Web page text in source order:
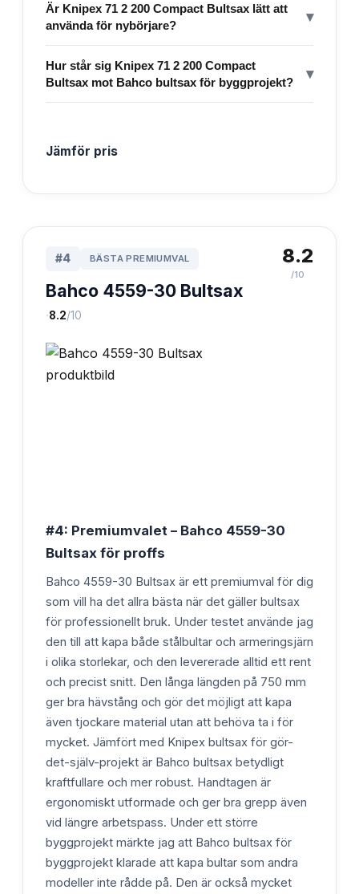
Är Knipex 71 2 200 Compact Bultsax lätt att
använda för nybörjare?
▾
Hur står sig Knipex 71 2 200 Compact
Bultsax mot Bahco bultsax för byggprojekt?
▾
Jämför pris
#4 BÄSTA PREMIUMVAL
Bahco 4559-30 Bultsax
·8.2/10
8.2
/10
#4: Premiumvalet – Bahco 4559-30
Bultsax för proffs
Bahco 4559-30 Bultsax är ett premiumval för dig
som vill ha det allra bästa när det gäller bultsax
för professionellt bruk. Under testet använde jag
den till att kapa både stålbultar och armeringsjärn
i olika storlekar, och den levererade alltid ett rent
och precist snitt. Den långa längden på 750 mm
ger bra hävstång och gör det möjligt att kapa
även tjockare material utan att behöva ta i för
mycket. Jämfört med Knipex bultsax för gör-
det-själv-projekt är Bahco bultsax betydligt
kraftfullare och mer robust. Handtagen är
ergonomiskt utformade och ger bra grepp även
vid längre arbetspass. Under ett större
byggprojekt märkte jag att Bahco bultsax för
byggprojekt klarade att kapa bultar som andra
modeller inte rådde på. Den är också mycket